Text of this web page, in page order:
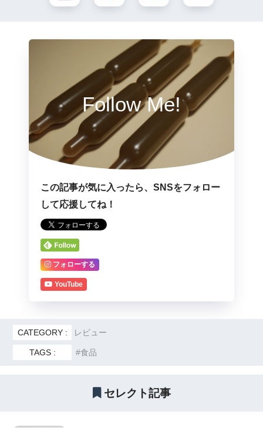
Follow Me!
この記事が気に入ったら、SNSをフォロー
して応援してね！
フォローする
YouTube
CATEGORY : レビュー
TAGS : 食品
セレクト記事